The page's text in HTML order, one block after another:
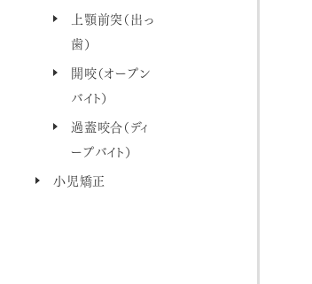
上顎前突（出っ
歯）
開咬（オープン
バイト）
過蓋咬合（ディ
ープバイト）
小児矯正